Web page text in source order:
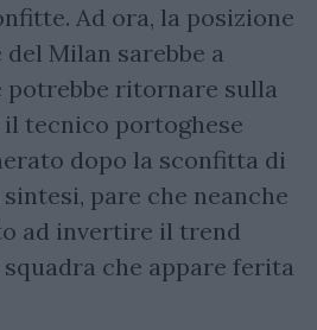
Ad ora, la posizione
Milan sarebbe a
potrebbe ritornare sulla
tecnico portoghese
dopo la sconfitta di
pare che neanche
ad invertire il trend
che appare ferita